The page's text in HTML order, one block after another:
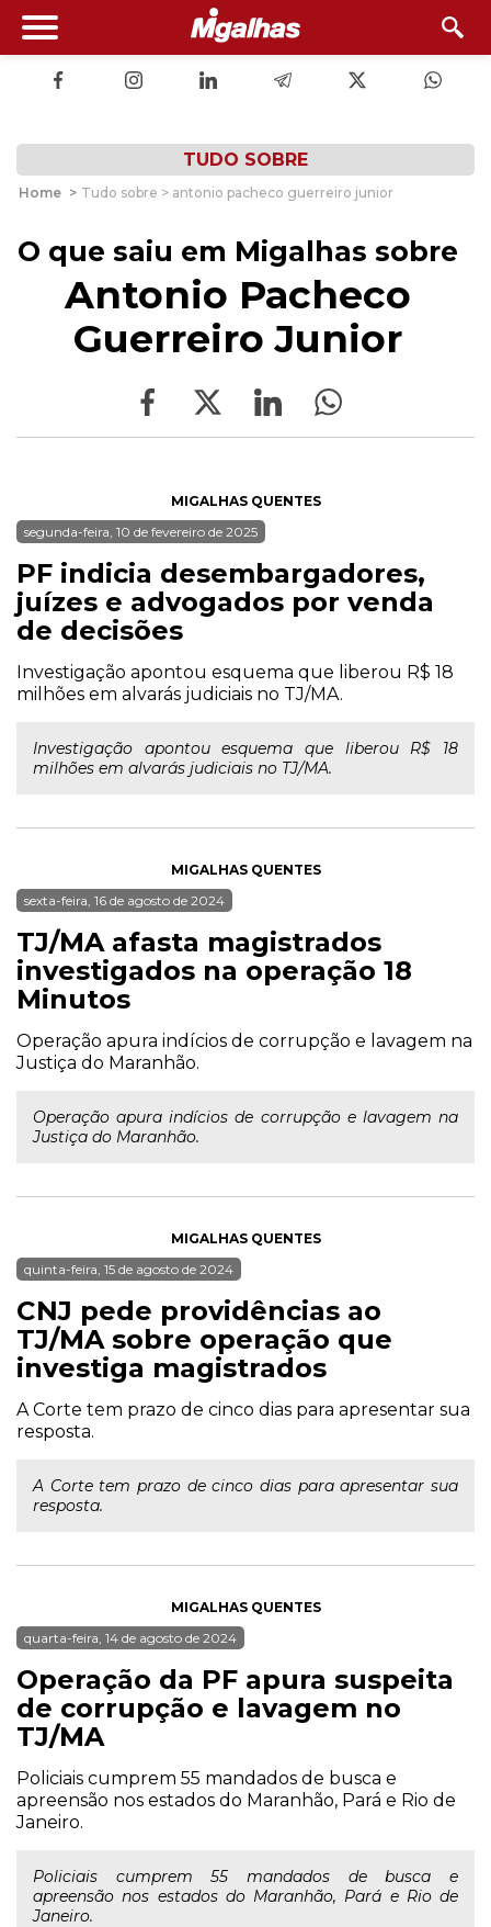
TUDO SOBRE
Home > Tudo sobre > antonio pacheco guerreiro junior
O que saiu em Migalhas sobre
Antonio Pacheco
Guerreiro Junior
MIGALHAS QUENTES
segunda-feira, 10 de fevereiro de 2025
PF indicia desembargadores,
juízes e advogados por venda
de decisões
Investigação apontou esquema que liberou R$ 18
milhões em alvarás judiciais no TJ/MA.
Investigação apontou esquema que liberou R$ 18
milhões em alvarás judiciais no TJ/MA.
MIGALHAS QUENTES
sexta-feira, 16 de agosto de 2024
TJ/MA afasta magistrados
investigados na operação 18
Minutos
Operação apura indícios de corrupção e lavagem na
Justiça do Maranhão.
Operação apura indícios de corrupção e lavagem na
Justiça do Maranhão.
MIGALHAS QUENTES
quinta-feira, 15 de agosto de 2024
CNJ pede providências ao
TJ/MA sobre operação que
investiga magistrados
A Corte tem prazo de cinco dias para apresentar sua
resposta.
A Corte tem prazo de cinco dias para apresentar sua
resposta.
MIGALHAS QUENTES
quarta-feira, 14 de agosto de 2024
Operação da PF apura suspeita
de corrupção e lavagem no
TJ/MA
Policiais cumprem 55 mandados de busca e
apreensão nos estados do Maranhão, Pará e Rio de
Janeiro.
Policiais cumprem 55 mandados de busca e
apreensão nos estados do Maranhão, Pará e Rio de
Janeiro.